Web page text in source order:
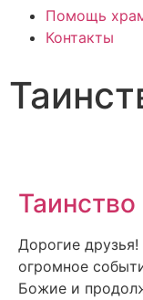
Помощь
Контакты
Дорогие
огромное
Божие и